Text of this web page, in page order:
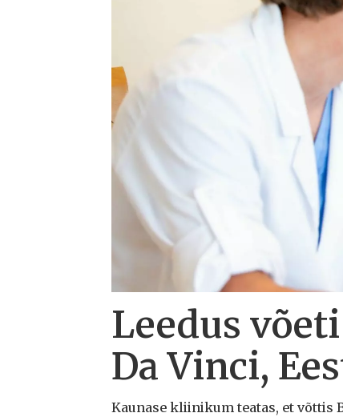
Leedus
Da Vinci,
Kaunase kliinikum teatas, et võttis